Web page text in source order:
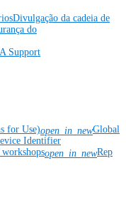
Divulgação da cadeia de
do
Support
for Use)open_in_newGlobal
Identifier
workshopsopen_in_newRep